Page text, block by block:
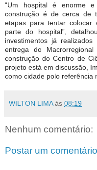
“Um hospital é enorme
construção é de cerca de
etapas para tentar colocar
parte do hospital”,
investimentos já
entrega do
construção do Centro de
projeto está em discussão,
como cidade polo referência
WILTON LIMA às 08:19
Nenhum comentário:
Postar um comentário